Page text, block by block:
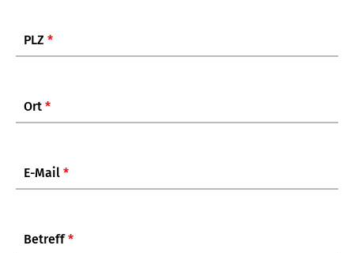
PLZ *
Ort *
E-Mail *
Betreff*